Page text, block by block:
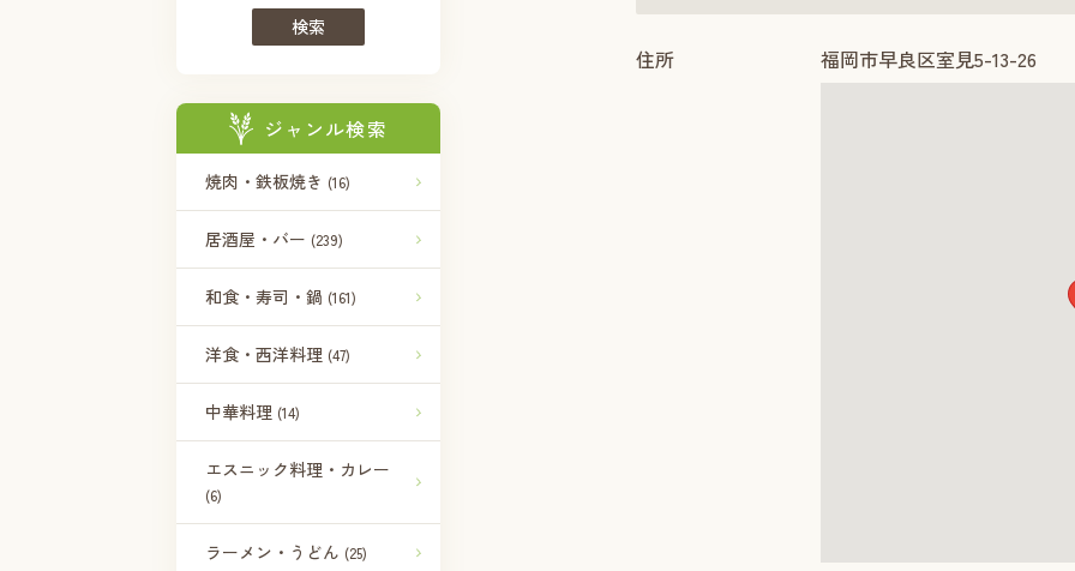
検索
ジャンル検索
焼肉・鉄板焼き (16)
居酒屋・バー (239)
和食・寿司・鍋 (161)
洋食・西洋料理 (47)
中華料理 (14)
エスニック料理・カレー
(6)
ラーメン・うどん (25)
住所 福岡市早良区室見5-13-26